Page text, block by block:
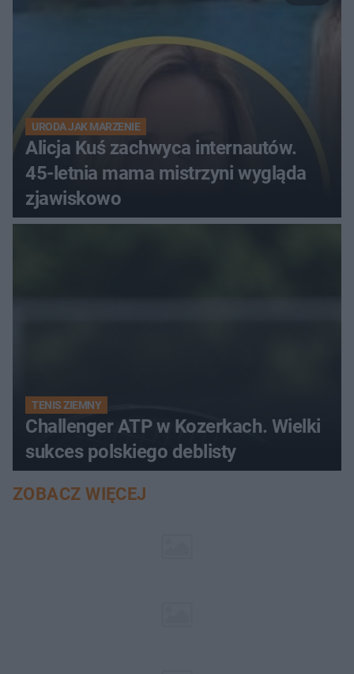
URODA JAK MARZENIE
Alicja Kuś zachwyca internautów.
45-letnia mama mistrzyni wygląda
zjawiskowo
TENIS ZIEMNY
Challenger ATP w Kozerkach. Wielki
sukces polskiego deblisty
ZOBACZ WIĘCEJ